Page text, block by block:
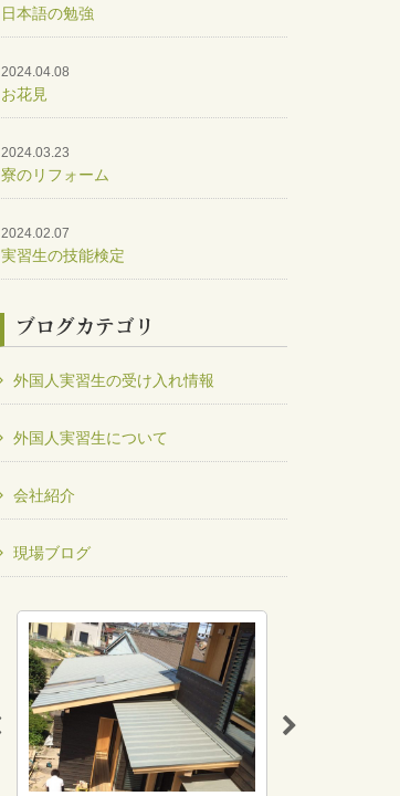
日本語の勉強
2024.04.08
お花見
2024.03.23
寮のリフォーム
2024.02.07
実習生の技能検定
ブログカテゴリ
外国人実習生の受け入れ情報
外国人実習生について
会社紹介
現場ブログ